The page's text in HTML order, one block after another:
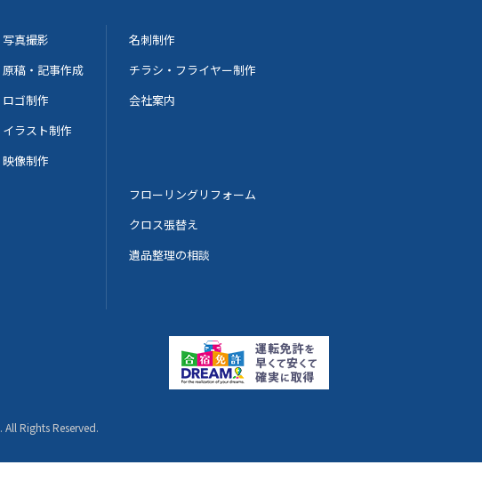
写真撮影
原稿・記事作成
ロゴ制作
イラスト制作
映像制作
名刺制作
チラシ・フライヤー制作
会社案内
フローリングリフォーム
クロス張替え
遺品整理の相談
. All Rights Reserved.